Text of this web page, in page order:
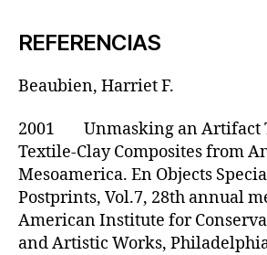
REFERENCIAS
Beaubien, Harriet F.
2001 Unmasking an Artifact
Textile-Clay Composites from
Mesoamerica. En Objects
Postprints, Vol.7, 28th annual
American Institute for
and Artistic Works,